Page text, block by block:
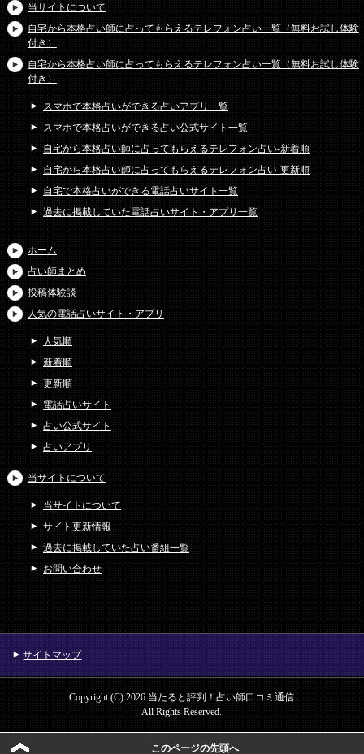
当サイトについて
自宅から本格占い師に占ってもらえるテレフォン占い一覧（無料お試し体験
付き）
自宅から本格占い師に占ってもらえるテレフォン占い一覧（無料お試し体験
付き）
スマホで本格占いができる占いアプリ一覧
スマホで本格占いができる占い公式サイト一覧
自宅から本格占い師に占ってもらえるテレフォン占い-新着順
自宅から本格占い師に占ってもらえるテレフォン占い-更新順
自宅で本格占いができる電話占いサイト一覧
過去に掲載していた電話占いサイト・アプリ一覧
ホーム
占い師まとめ
投稿体験談
人気の電話占いサイト・アプリ
人気順
新着順
更新順
電話占いサイト
占い公式サイト
占いアプリ
当サイトについて
当サイトについて
サイト更新情報
過去に掲載していた占い番組一覧
お問い合わせ
サイトマップ
Copyright (C) 2026 当たると評判！占い師口コミ通信
All Rights Reserved.
このページの先頭へ